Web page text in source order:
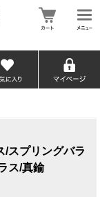
/スプリングバラ
ス/真鍮